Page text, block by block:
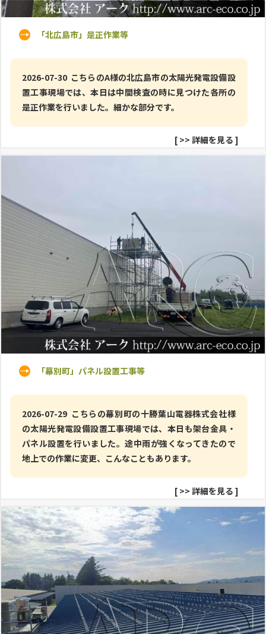
「北広島市」是正作業等
2026-07-30 こちらのA様の北広島市の太陽光発電設備設
置工事現場では、本日は中間検査の時に見つけた各所の
是正作業を行いました。細かな部分です。
[ >> 詳細を見る ]
「幕別町」パネル設置工事等
2026-07-29 こちらの幕別町の十勝葉山電器株式会社様
の太陽光発電設備設置工事現場では、本日も架台金具・
パネル設置を行いました。途中雨が強くなってきたので
地上での作業に変更、こんなこともあります。
[ >> 詳細を見る ]